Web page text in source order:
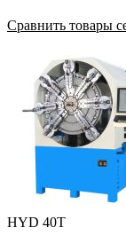
Сравнить товары
HYD 40T